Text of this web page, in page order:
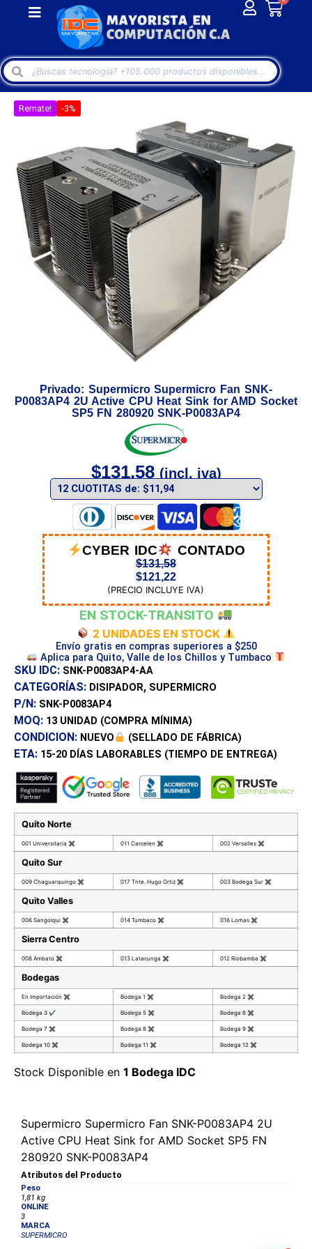
Remate! -3%
Privado: Supermicro Supermicro Fan SNK-
P0083AP4 2U Active CPU Heat Sink for AMD Socket
SP5 FN 280920 SNK-P0083AP4
$131,58 (incl. iva)
CYBER IDC CONTADO
$131,58
$121,22
(PRECIO INCLUYE IVA)
EN STOCK-TRANSITO
2 UNIDADES EN STOCK
Envío gratis en compras superiores a $250
Aplica para Quito, Valle de los Chillos y Tumbaco
SKU IDC: SNK-P0083AP4-AA
CATEGORÍAS: DISIPADOR, SUPERMICRO
P/N: SNK-P0083AP4
MOQ: 13 UNIDAD (COMPRA MÍNIMA)
CONDICION: NUEVO (SELLADO DE FÁBRICA)
ETA: 15-20 DÍAS LABORABLES (TIEMPO DE ENTREGA)
Quito Norte
001 Universitaria ✖ 011 Carcelen ✖ 002 Versalles ✖
Quito Sur
009 Chaguarquingo ✖ 017 Tnte. Hugo Ortiz ✖ 003 Bodega Sur ✖
Quito Valles
006 Sangolqui ✖ 014 Tumbaco ✖ 016 Lomas ✖
Sierra Centro
008 Ambato ✖ 013 Latacunga ✖ 012 Riobamba ✖
Bodegas
En Importación ✖ Bodega 1 ✖ Bodega 2 ✖
Bodega 3 ✔ Bodega 5 ✖ Bodega 6 ✖
Bodega 7 ✖ Bodega 8 ✖ Bodega 9 ✖
Bodega 10 ✖ Bodega 11 ✖ Bodega 12 ✖
Stock Disponible en 1 Bodega IDC
Supermicro Supermicro Fan SNK-P0083AP4 2U
Active CPU Heat Sink for AMD Socket SP5 FN
280920 SNK-P0083AP4
Atributos del Producto
Peso
1,81 kg
ONLINE
3
MARCA
SUPERMICRO